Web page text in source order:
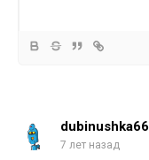
dubinushka66
7 лет назад